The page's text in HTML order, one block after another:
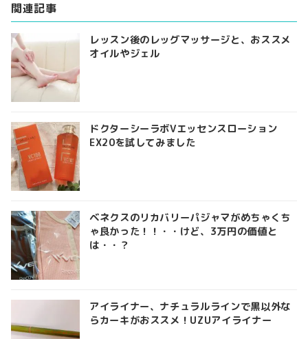
関連記事
レッスン後のレッグマッサージと、おススメ
オイルやジェル
ドクターシーラボVエッセンスローション
EX20を試してみました
ベネクスのリカバリーパジャマがめちゃくち
ゃ良かった！！・・けど、3万円の価値と
は・・？
アイライナー、ナチュラルラインで黒以外な
らカーキがおススメ！UZUアイライナー